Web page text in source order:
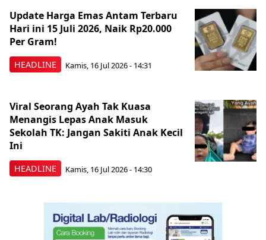
HEADLINE
Update Harga Emas Antam Terbaru
Hari ini 15 Juli 2026, Naik Rp20.000
Per Gram!
Kamis, 16 Jul 2026 - 14:31
HEADLINE
Viral Seorang Ayah Tak Kuasa
Menangis Lepas Anak Masuk
Sekolah TK: Jangan Sakiti Anak Kecil
Ini
Kamis, 16 Jul 2026 - 14:30